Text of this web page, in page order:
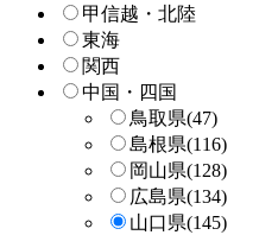
甲信越・北陸
東海
関西
中国・四国
鳥取県(47)
島根県(116)
岡山県(128)
広島県(134)
山口県(145)